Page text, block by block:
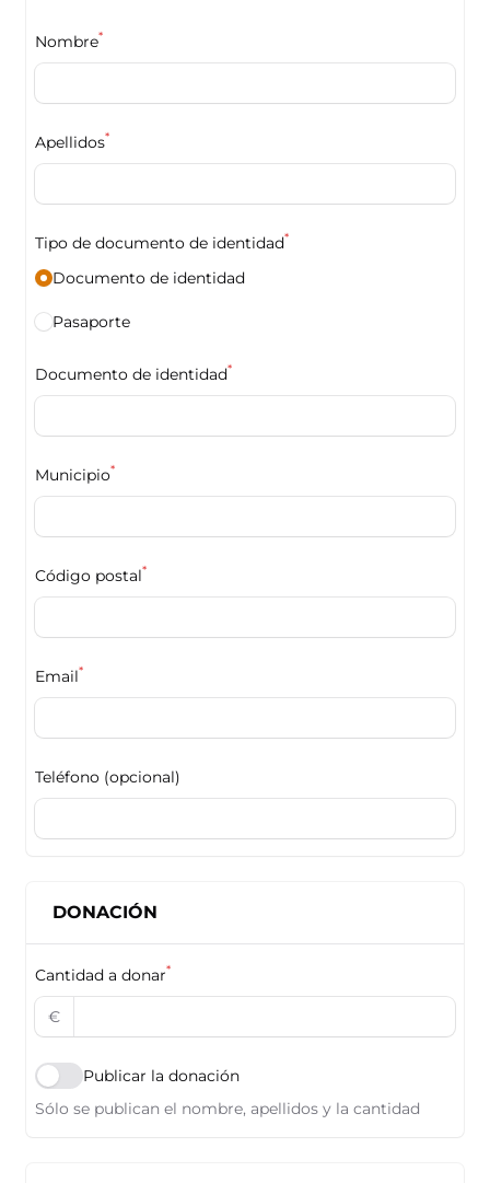
Nombre*
Apellidos*
Tipo de documento de identidad*
Documento de identidad
Pasaporte
Documento de identidad*
Municipio*
Código postal*
Email*
Teléfono (opcional)
DONACIÓN
Cantidad a donar*
€
Publicar la donación
Sólo se publican el nombre, apellidos y la cantidad